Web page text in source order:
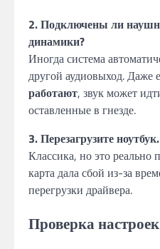
2. Подключены ли
динамики?
Иногда система
другой аудиовыход. Даже
работают, звук может
оставленные в гнезде.
3. Перезагрузите ноутбук.
Классика, но это реально
карта дала сбой из-за
перегрузки драйвера.
Проверка